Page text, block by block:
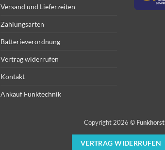
Versand und Lieferzeiten
Zahlungsarten
Batterieverordnung
Vertrag widerrufen
Kontakt
Ankauf Funktechnik
Copyright 2026 © Funkhorst
VERTRAG WIDERRUFEN